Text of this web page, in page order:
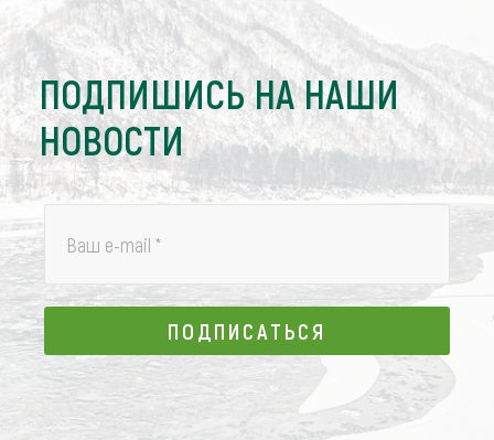
ПОДПИШИСЬ НА НАШИ
НОВОСТИ
Ваш e-mail *
ПОДПИСАТЬСЯ
ПОДПИСАТЬСЯ